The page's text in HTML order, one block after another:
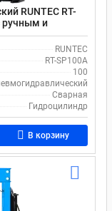
RUNTEC RT-
ручным и
штока 300 мм
RUNTEC
RT-SP100A
100
Сварная
Гидроцилиндр
В корзину